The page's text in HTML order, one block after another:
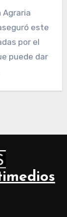
este
por el
puede dar